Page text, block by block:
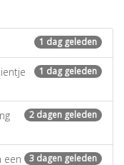
1 dag geleden
1 dag geleden
2 dagen geleden
3 dagen geleden
een